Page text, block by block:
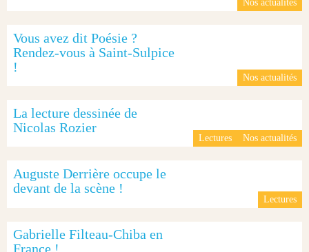
Nos actualités
Nos actualités
Vous avez dit Poésie ?
Rendez-vous à Saint-Sulpice
!
Lectures Nos actualités
La lecture dessinée de
Nicolas Rozier
Lectures
Auguste Derrière occupe le
devant de la scène !
Gabrielle Filteau-Chiba en
France !